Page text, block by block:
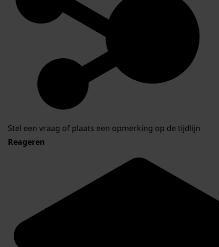
Stel een vraag of plaats een opmerking op de tijdlijn
Reageren